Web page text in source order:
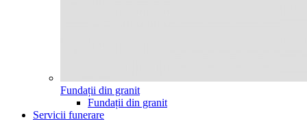
Fundații din granit
Fundații din granit
Servicii funerare